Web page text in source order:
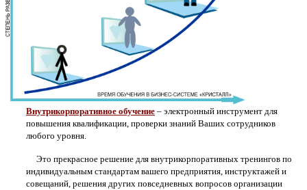
Внутрикорпоративное обучение – электронный инструмент для
повышения квалификации, проверки знаний Ваших сотрудников
любого уровня.
Это прекрасное решение для внутрикорпоративных тренингов по
индивидуальным стандартам вашего предприятия, инструктажей и
совещаний, решения других повседневных вопросов организации